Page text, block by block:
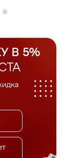
В 5%